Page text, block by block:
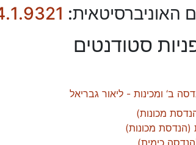
האוניברסיטאית:
סטודנטים
ב‘ ומכינות - ליאור גבריאל
מכונות)
(הנדסת מכונות)
הנדסה כימית)